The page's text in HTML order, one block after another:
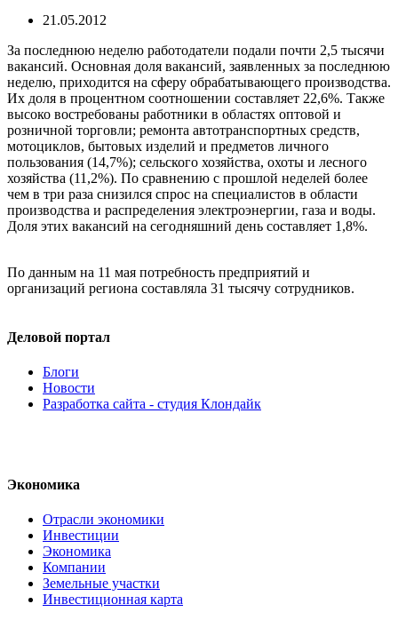
21.05.2012
За последнюю неделю работодатели подали почти 2,5 тысячи
вакансий. Основная доля вакансий, заявленных за последнюю
неделю, приходится на сферу обрабатывающего производства.
Их доля в процентном соотношении составляет 22,6%. Также
высоко востребованы работники в областях оптовой и
розничной торговли; ремонта автотранспортных средств,
мотоциклов, бытовых изделий и предметов личного
пользования (14,7%); сельского хозяйства, охоты и лесного
хозяйства (11,2%). По сравнению с прошлой неделей более
чем в три раза снизился спрос на специалистов в области
производства и распределения электроэнергии, газа и воды.
Доля этих вакансий на сегодняшний день составляет 1,8%.
По данным на 11 мая потребность предприятий и
организаций региона составляла 31 тысячу сотрудников.
Деловой портал
Блоги
Новости
Разработка сайта - студия Клондайк
Экономика
Отрасли экономики
Инвестиции
Экономика
Компании
Земельные участки
Инвестиционная карта